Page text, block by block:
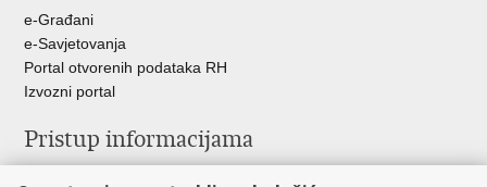
e-Građani
e-Savjetovanja
Portal otvorenih podataka RH
Izvozni portal
Pristup informacijama